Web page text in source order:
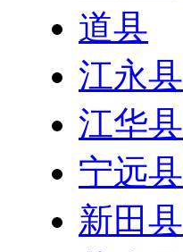
道县
江永县
江华县
宁远县
新田县